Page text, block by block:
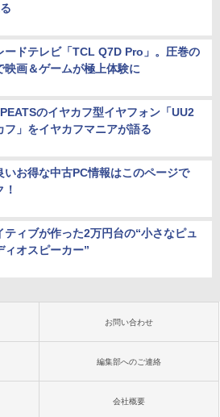
ードテレビ「TCL Q7D Pro」。圧巻の
映画＆ゲームが極上体験に
のイヤカフ型イヤフォン「UU2
フ」をイヤカフマニアが語る
いお得な中古PC情報はこのページで
ティブが作った2万円台の“小さなピュ
ィオスピーカー”
お問い合わせ
編集部へのご連絡
会社概要